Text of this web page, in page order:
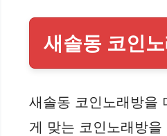
새솔동 코인
새솔동 코인노래방을
게 맞는 코인노래방